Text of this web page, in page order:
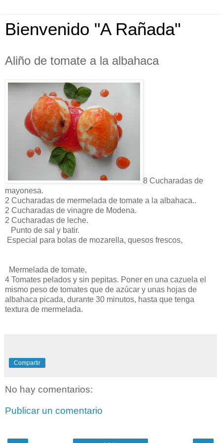
Bienvenido "A Rañada"
Aliño de tomate a la albahaca
8 Cucharadas de
mayonesa.
2 Cucharadas de mermelada de tomate a la albahaca..
2 Cucharadas de vinagre de Modena.
2 Cucharadas de leche.
Punto de sal y batir.
Especial para bolas de mozarella, quesos frescos,
Mermelada de tomate,
4 Tomates pelados y sin pepitas. Poner en una cazuela el
mismo peso de tomates que de azúcar y unas hojas de
albahaca picada, durante 30 minutos, hasta que tenga
textura de mermelada.
Compartir
No hay comentarios:
Publicar un comentario